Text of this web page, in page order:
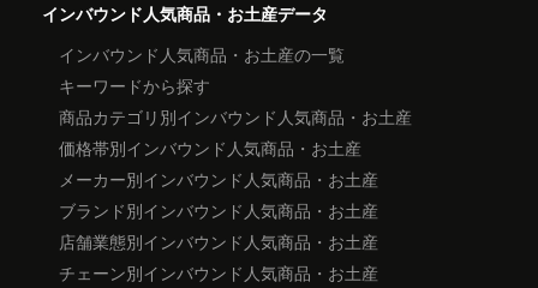
インバウンド人気商品・お土産データ
インバウンド人気商品・お土産の一覧
キーワードから探す
商品カテゴリ別インバウンド人気商品・お土産
価格帯別インバウンド人気商品・お土産
メーカー別インバウンド人気商品・お土産
ブランド別インバウンド人気商品・お土産
店舗業態別インバウンド人気商品・お土産
チェーン別インバウンド人気商品・お土産